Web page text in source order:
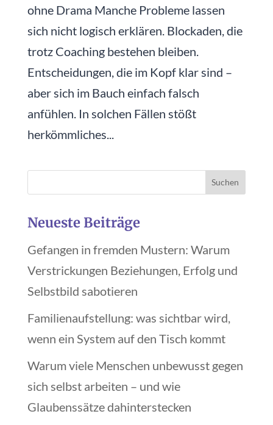
ohne Drama Manche Probleme lassen
sich nicht logisch erklären. Blockaden, die
trotz Coaching bestehen bleiben.
Entscheidungen, die im Kopf klar sind –
aber sich im Bauch einfach falsch
anfühlen. In solchen Fällen stößt
herkömmliches...
Neueste Beiträge
Gefangen in fremden Mustern: Warum
Verstrickungen Beziehungen, Erfolg und
Selbstbild sabotieren
Familienaufstellung: was sichtbar wird,
wenn ein System auf den Tisch kommt
Warum viele Menschen unbewusst gegen
sich selbst arbeiten – und wie
Glaubenssätze dahinterstecken